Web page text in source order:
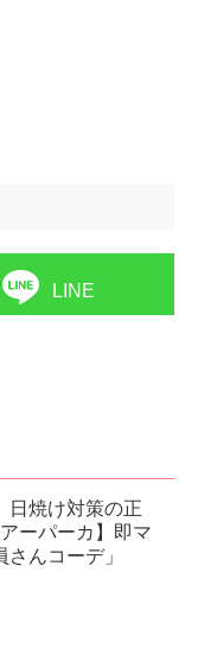
LINE
日焼け対策の正
ーパーカ】即マ
んコーデ」